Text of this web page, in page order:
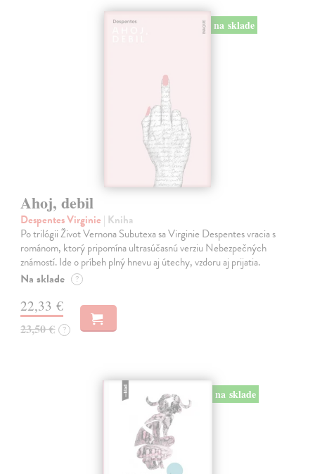
na sklade
Ahoj, debil
Despentes Virginie | Kniha
Po trilógii Život Vernona Subutexa sa Virginie Despentes vracia s
románom, ktorý pripomína ultrasúčasnú verziu Nebezpečných
známostí. Ide o príbeh plný hnevu aj útechy, vzdoru aj prijatia.
Na sklade ?
22,33 €
23,50 € ?
na sklade